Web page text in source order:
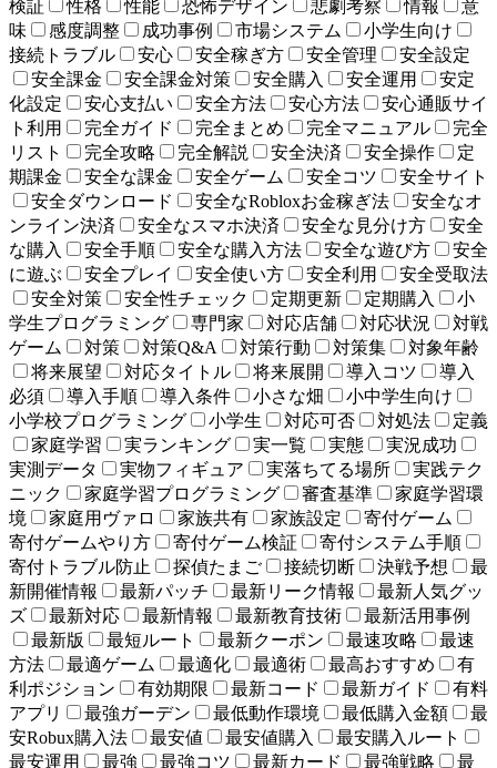
検証 性格 性能 恐怖デザイン 悲劇考察 情報
意
味
感度調整 成功事例 市場システム
小学生向け
接続トラブル
安心 安全稼ぎ方 安全管理
安全設定
安全課金
安全課金対策 安全購入 安全運用
安定
化設定
安心支払い 安全方法 安心方法
安心通販サイ
ト利用
完全ガイド 完全まとめ 完全マニュアル
完全
リスト
完全攻略 完全解説 安全決済 安全操作
定
期課金
安全な課金 安全ゲーム 安全コツ
安全サイト
安全ダウンロード
安全なRobloxお金稼ぎ法
安全なオ
ンライン決済
安全なスマホ決済 安全な見分け方
安全
な購入
安全手順 安全な購入方法 安全な遊び方
安全
に遊ぶ
安全プレイ 安全使い方 安全利用
安全受取法
安全対策
安全性チェック 定期更新 定期購入
小
学生プログラミング
専門家 対応店舗 対応状況
対戦
ゲーム
対策 対策Q&A 対策行動 対策集
対象年齢
将来展望
対応タイトル 将来展開 導入コツ
導入
必須
導入手順 導入条件 小さな畑
小中学生向け
小学校プログラミング
小学生 対応可否 対処法
定義
家庭学習
実ランキング 実一覧 実態
実況成功
実測データ
実物フィギュア 実落ちてる場所
実践テク
ニック
家庭学習プログラミング 審査基準
家庭学習環
境
家庭用ヴァロ 家族共有 家族設定
寄付ゲーム
寄付ゲームやり方
寄付ゲーム検証
寄付システム手順
寄付トラブル防止
探偵たまご 接続切断 決戦予想
最
新開催情報
最新パッチ 最新リーク情報
最新人気グッ
ズ
最新対応 最新情報 最新教育技術
最新活用事例
最新版
最短ルート 最新クーポン 最速攻略
最速
方法
最適ゲーム 最適化 最適術 最高おすすめ
有
利ポジション
有効期限 最新コード 最新ガイド
有料
アプリ
最強ガーデン 最低動作環境 最低購入金額
最
安Robux購入法
最安値 最安値購入
最安購入ルート
最安運用
最強 最強コツ 最新カード 最強戦略
最